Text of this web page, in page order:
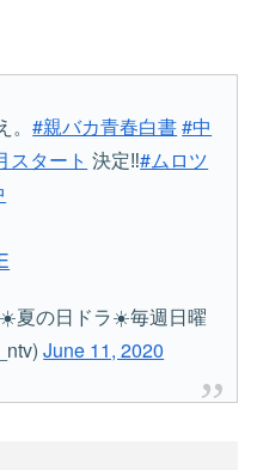
。#親バカ青春白書#中
スタート 決定‼️#ムロツ
夏の日ドラ☀️毎週日曜
June 11, 2020